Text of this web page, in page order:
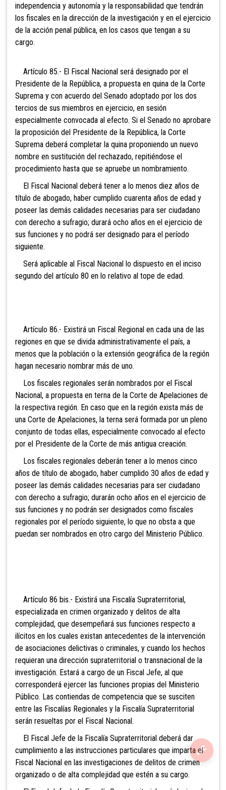
independencia y autonomía y la responsabilidad que tendrán
los fiscales en la dirección de la investigación y en el ejercicio
de la acción penal pública, en los casos que tengan a su
cargo.
Artículo 85.- El Fiscal Nacional será designado por el
Presidente de la República, a propuesta en quina de la Corte
Suprema y con acuerdo del Senado adoptado por los dos
tercios de sus miembros en ejercicio, en sesión
especialmente convocada al efecto. Si el Senado no aprobare
la proposición del Presidente de la República, la Corte
Suprema deberá completar la quina proponiendo un nuevo
nombre en sustitución del rechazado, repitiéndose el
procedimiento hasta que se apruebe un nombramiento.
El Fiscal Nacional deberá tener a lo menos diez años de
título de abogado, haber cumplido cuarenta años de edad y
poseer las demás calidades necesarias para ser ciudadano
con derecho a sufragio; durará ocho años en el ejercicio de
sus funciones y no podrá ser designado para el período
siguiente.
Será aplicable al Fiscal Nacional lo dispuesto en el inciso
segundo del artículo 80 en lo relativo al tope de edad.
Artículo 86.- Existirá un Fiscal Regional en cada una de las
regiones en que se divida administrativamente el país, a
menos que la población o la extensión geográfica de la región
hagan necesario nombrar más de uno.
Los fiscales regionales serán nombrados por el Fiscal
Nacional, a propuesta en terna de la Corte de Apelaciones de
la respectiva región. En caso que en la región exista más de
una Corte de Apelaciones, la terna será formada por un pleno
conjunto de todas ellas, especialmente convocado al efecto
por el Presidente de la Corte de más antigua creación.
Los fiscales regionales deberán tener a lo menos cinco
años de título de abogado, haber cumplido 30 años de edad y
poseer las demás calidades necesarias para ser ciudadano
con derecho a sufragio; durarán ocho años en el ejercicio de
sus funciones y no podrán ser designados como fiscales
regionales por el período siguiente, lo que no obsta a que
puedan ser nombrados en otro cargo del Ministerio Público.
Artículo 86 bis.- Existirá una Fiscalía Supraterritorial,
especializada en crimen organizado y delitos de alta
complejidad, que desempeñará sus funciones respecto a
ilícitos en los cuales existan antecedentes de la intervención
de asociaciones delictivas o criminales, y cuando los hechos
requieran una dirección supraterritorial o transnacional de la
investigación. Estará a cargo de un Fiscal Jefe, al que
corresponderá ejercer las funciones propias del Ministerio
Público. Las contiendas de competencia que se susciten
entre las Fiscalías Regionales y la Fiscalía Supraterritorial
serán resueltas por el Fiscal Nacional.
El Fiscal Jefe de la Fiscalía Supraterritorial deberá dar
cumplimiento a las instrucciones particulares que imparta el
Fiscal Nacional en las investigaciones de delitos de crimen
organizado o de alta complejidad que estén a su cargo.